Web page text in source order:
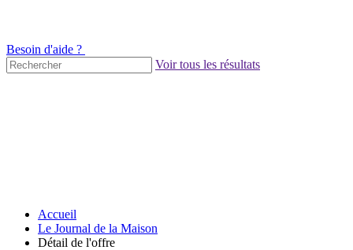
Besoin d'aide ?
Voir tous les résultats
Accueil
Le Journal de la Maison
Détail de l'offre